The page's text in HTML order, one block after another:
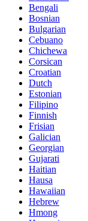
Bengali
Bosnian
Bulgarian
Cebuano
Chichewa
Corsican
Croatian
Dutch
Estonian
Filipino
Finnish
Frisian
Galician
Georgian
Gujarati
Haitian
Hausa
Hawaiian
Hebrew
Hmong